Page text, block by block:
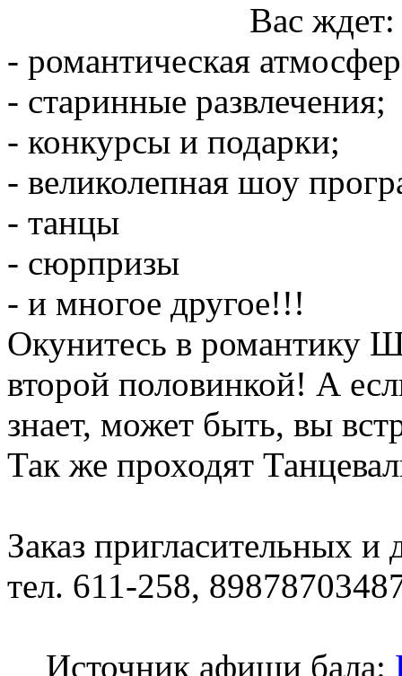
Вас ждет:
- романтическая
- старинные развлечения;
- конкурсы и подарки;
- великолепная шоу
- танцы
- сюрпризы
- и многое другое!!!
Окунитесь в романтику
второй половинкой! А
знает, может быть, вы
Так же проходят
Заказ пригласительных
тел. 611-258,
Источник афиши бала: